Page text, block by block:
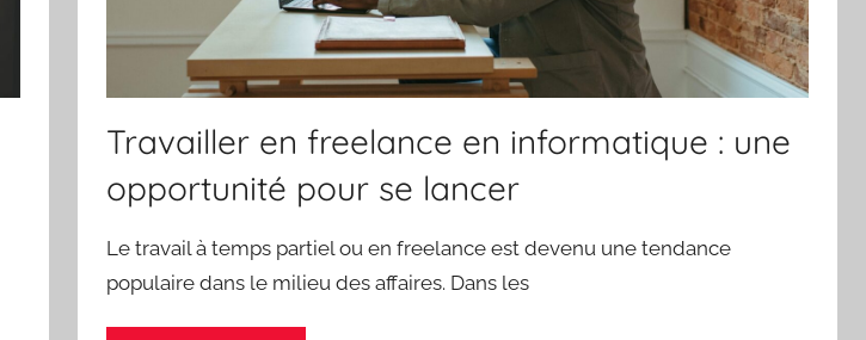
Travailler en freelance en informatique : une
opportunité pour se lancer
Le travail à temps partiel ou en freelance est devenu une tendance
populaire dans le milieu des affaires. Dans les